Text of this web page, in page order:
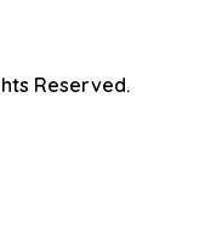
Reserved.